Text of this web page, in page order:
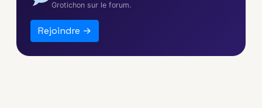
Grotichon sur le forum.
Rejoindre →